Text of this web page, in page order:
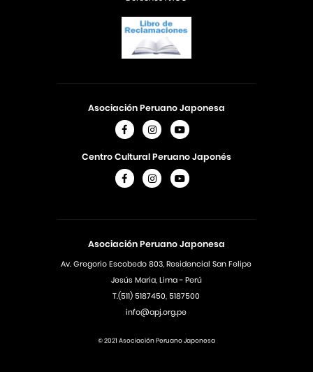
Asociación Peruano Japonesa
Av. Gregorio Escobedo 803, Residencial San Felipe
Jesús Maria, Lima - Perú
T.(511) 5187450, 5187500
info@apj.org.pe
Asociación Peruano Japonesa
Centro Cultural Peruano Japonés
© 2021 Asociación Peruano Japonesa